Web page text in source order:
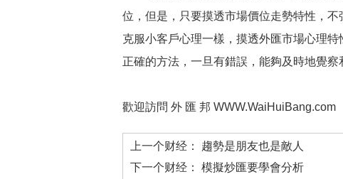
位，但是，只要摸透市場價位走勢特性，
克服小客戶心理一樣，摸透外匯市場心理
正確的方法，一旦有錯誤，能夠及時地覺察
歡迎訪問 外 匯 邦 WWW.WaiHuiBang.com
上一个财经： 趨勢是朋友也是敵人
下一个财经： 模擬炒匯要學會分析